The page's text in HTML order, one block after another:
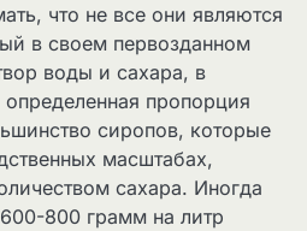
что не все они являются
в своем первозданном
воды и сахара, в
пропорция
сиропов, которые
масштабах,
сахара. Иногда
800 грамм на литр